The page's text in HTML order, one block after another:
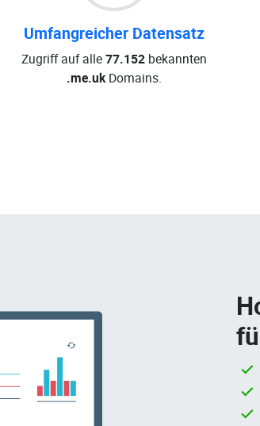
Umfangreicher Datensatz
Zugriff auf alle77.152bekannten
.me.ukDomains.